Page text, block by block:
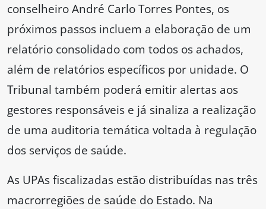
conselheiro André Carlo Torres Pontes, os
próximos passos incluem a elaboração de um
relatório consolidado com todos os achados,
além de relatórios específicos por unidade. O
Tribunal também poderá emitir alertas aos
gestores responsáveis e já sinaliza a realização
de uma auditoria temática voltada à regulação
dos serviços de saúde.
As UPAs fiscalizadas estão distribuídas nas três
macrorregiões de saúde do Estado. Na